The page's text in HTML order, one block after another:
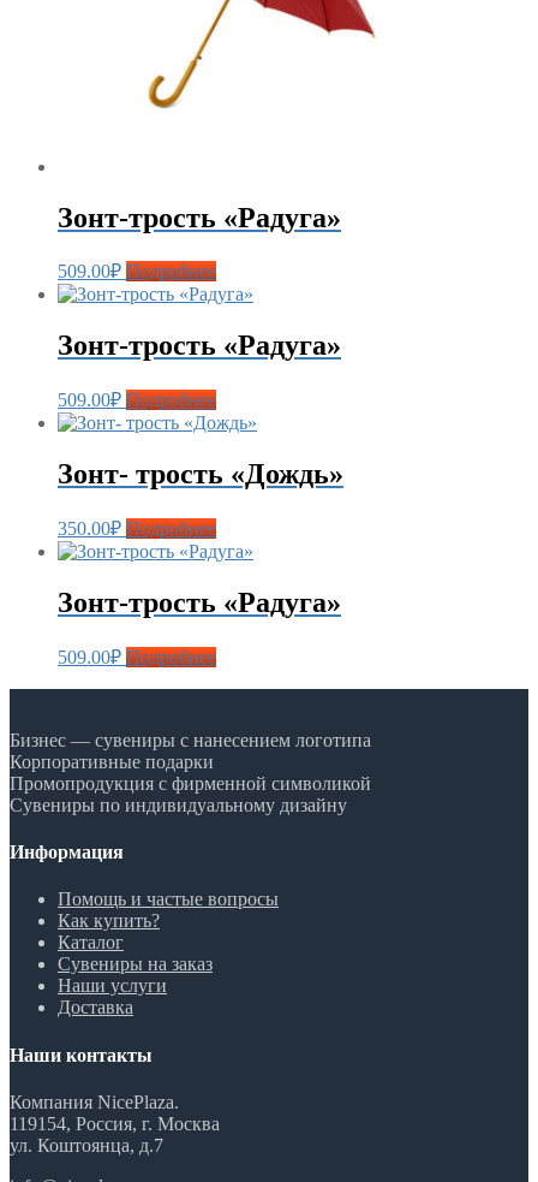
Зонт-трость «Радуга»
509.00₽ Подробнее
Зонт-трость «Радуга»
509.00₽ Подробнее
Зонт- трость «Дождь»
350.00₽ Подробнее
Зонт-трость «Радуга»
509.00₽ Подробнее
Бизнес — сувениры с нанесением логотипа
Корпоративные подарки
Промопродукция с фирменной символикой
Сувениры по индивидуальному дизайну
Информация
Помощь и частые вопросы
Как купить?
Каталог
Сувениры на заказ
Наши услуги
Доставка
Наши контакты
Компания NicePlaza.
119154, Россия, г. Москва
ул. Коштоянца, д.7